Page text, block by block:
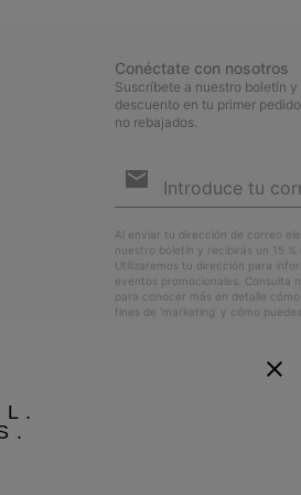
Conéctate con nosotros
Suscríbete a nuestro boletín y
descuento en tu primer
no rebajados.
de
Al enviar tu dirección de correo
nuestro boletín y recibirás un 15
Utilizaremos tu dirección para
eventos promocionales. Consulta
para conocer más en detalle
fines de ’marketing’ y cómo